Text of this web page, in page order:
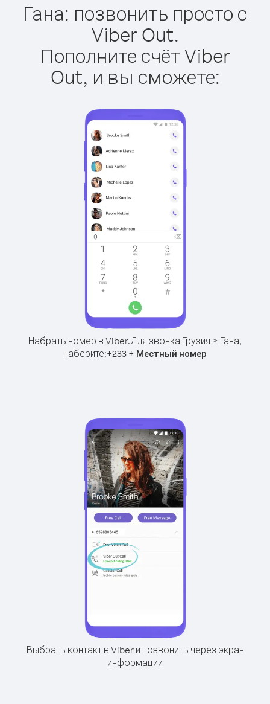
Гана: позвонить просто с
Viber Out.
Пополните счёт Viber
Out, и вы сможете:
Набрать номер в Viber.Для звонка Грузия > Гана,
наберите:+233 + Местный номер
Выбрать контакт в Viber и позвонить через экран
информации